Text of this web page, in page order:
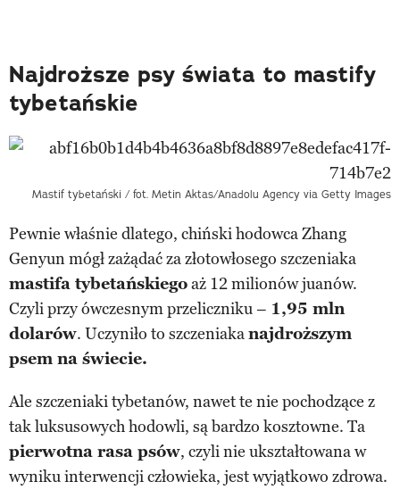
Najdroższe psy świata to mastify
tybetańskie
Mastif tybetański / fot. Metin Aktas/Anadolu Agency via Getty Images
Pewnie właśnie dlatego, chiński hodowca Zhang
Genyun mógł zażądać za złotowłosego szczeniaka
mastifa tybetańskiegoaż 12 milionów juanów.
Czyli przy ówczesnym przeliczniku – 1,95 mln
dolarów. Uczyniło to szczeniakanajdroższym
psem na świecie.
Ale szczeniaki tybetanów, nawet te nie pochodzące z
tak luksusowych hodowli, są bardzo kosztowne. Ta
pierwotna rasa psów, czyli nie ukształtowana w
wyniku interwencji człowieka, jest wyjątkowo zdrowa.